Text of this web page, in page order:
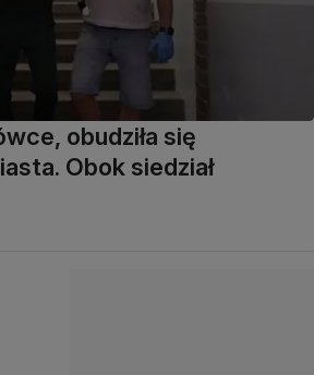
obudziła się
Obok siedział